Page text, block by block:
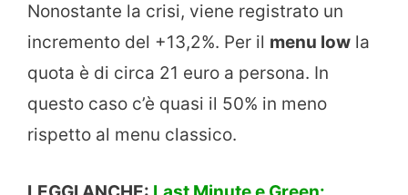
Nonostante la crisi, viene registrato un
incremento del +13,2%. Per il menu low la
quota è di circa 21 euro a persona. In
questo caso c’è quasi il 50% in meno
rispetto al menu classico.